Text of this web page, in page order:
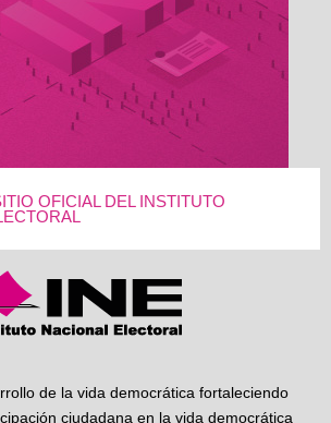
OFICIAL DEL INSTITUTO
de la vida democrática fortaleciendo
ciudadana en la vida democrática